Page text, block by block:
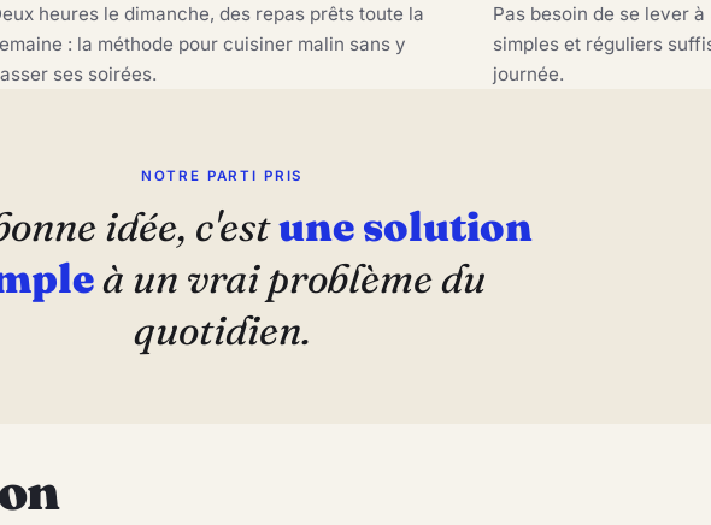
heures le dimanche, des repas prêts toute la
: la méthode pour cuisiner malin sans y
ses soirées.
Pas besoin de se lever
simples et réguliers
journée.
NOTRE PARTI PRIS
idée, c'estune solution
à un vrai problème du
quotidien.